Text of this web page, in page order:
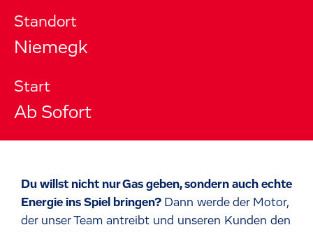
Standort
Niemegk
Start
Ab Sofort
Du willst nicht nur Gas geben, sondern auch echte
Energie ins Spiel bringen? Dann werde der Motor,
der unser Team antreibt und unseren Kunden den